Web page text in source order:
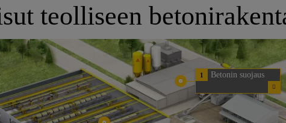
teolliseen
1 Betonin suojaus